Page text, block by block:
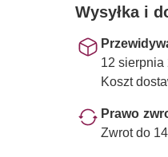
Wysyłka i
12 sierpnia
Koszt
Prawo
Zwrot do